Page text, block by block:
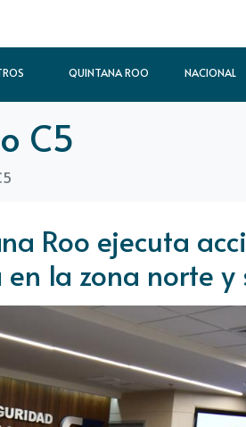
QUINTANA ROO NACIONAL
C5
Roo ejecuta
la zona norte